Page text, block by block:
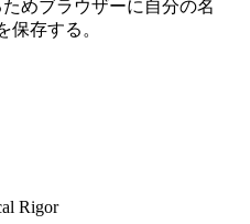
めブラウザーに自分の名
保存する。
Rigor